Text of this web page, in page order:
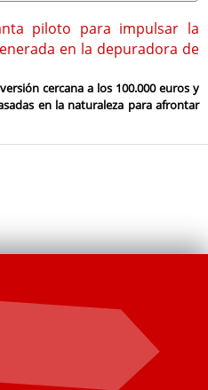
piloto para impulsar la
en la depuradora de
cercana a los 100.000 euros y
en la naturaleza para afrontar